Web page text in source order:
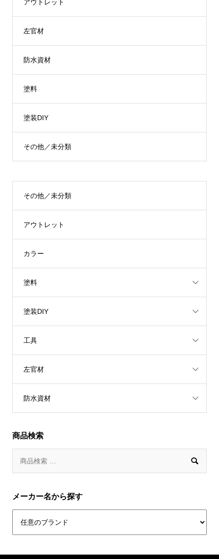
アウトレット
左官材
防水資材
塗料
塗装DIY
その他／未分類
その他／未分類
アウトレット
カラー
塗料
塗装DIY
工具
左官材
防水資材
商品検索

メーカー名から探す